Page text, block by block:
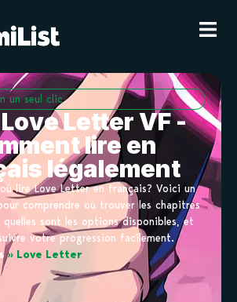
un seul clic
Letter VF -
lire en
légalement
lire Love Letter en français? Voici un
comprendre où trouver les chapitres
quelles sont les options disponibles, et
votre progression facilement.
» Love Letter